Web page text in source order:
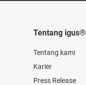
Tentang igus®
Tentang kami
Karier
Press Release